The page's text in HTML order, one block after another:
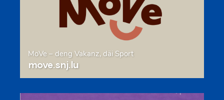
MoVe – deng Vakanz, däi Sport
move.snj.lu